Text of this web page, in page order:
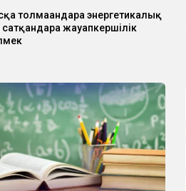
толмағандарға энергетикалық
жауапкершілік